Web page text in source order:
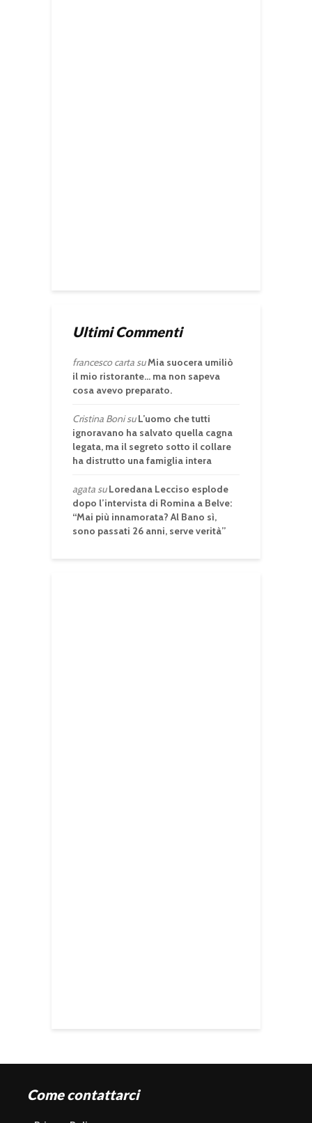
Ultimi Commenti
francesco carta suMia suocera umiliò
il mio ristorante… ma non sapeva
cosa avevo preparato.
Cristina BonisuL’uomo che tutti
ignoravano ha salvato quella cagna
legata, ma il segreto sotto il collare
ha distrutto una famiglia intera
agata suLoredana Lecciso esplode
dopo l’intervista di Romina a Belve:
“Mai più innamorata? Al Bano sì,
sono passati 26 anni, serve verità”
Come contattarci